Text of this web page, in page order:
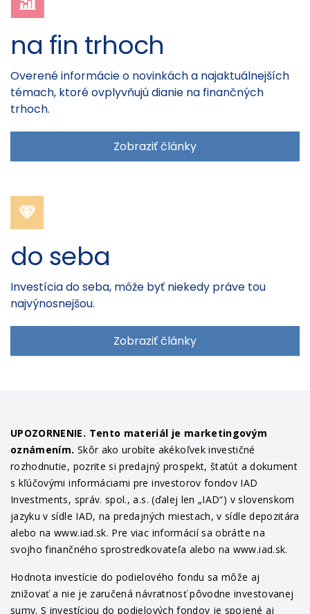
na fin trhoch
Overené informácie o novinkách a najaktuálnejších
témach, ktoré ovplyvňujú dianie na finančných
trhoch.
Zobraziť články
do seba
Investícia do seba, môže byť niekedy práve tou
najvýnosnejšou.
Zobraziť články
UPOZORNENIE. Tento materiál je marketingovým
oznámením. Skôr ako urobíte akékoľvek investičné
rozhodnutie, pozrite si predajný prospekt, štatút a dokument
s kľúčovými informáciami pre investorov fondov IAD
Investments, správ. spol., a.s. (ďalej len „IAD“) v slovenskom
jazyku v sídle IAD, na predajných miestach, v sídle depozitára
alebo na www.iad.sk. Pre viac informácií sa obráťte na
svojho finančného sprostredkovateľa alebo na www.iad.sk.
Hodnota investície do podielového fondu sa môže aj
znižovať a nie je zaručená návratnosť pôvodne investovanej
sumy. S investíciou do podielových fondov je spojené aj